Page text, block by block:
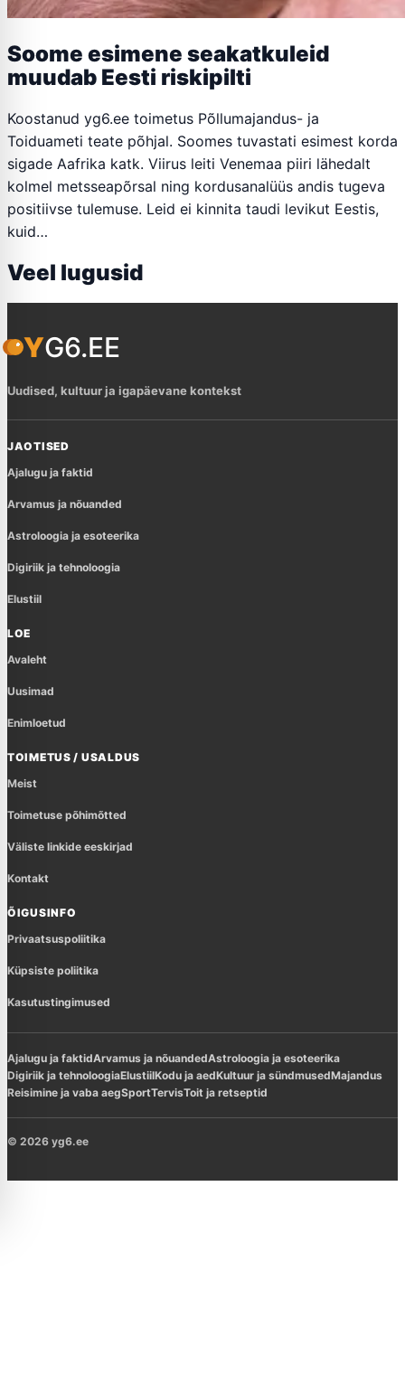
Soome esimene seakatkuleid
muudab Eesti riskipilti
Koostanud yg6.ee toimetus Põllumajandus- ja
Toiduameti teate põhjal. Soomes tuvastati esimest korda
sigade Aafrika katk. Viirus leiti Venemaa piiri lähedalt
kolmel metsseapõrsal ning kordusanalüüs andis tugeva
positiivse tulemuse. Leid ei kinnita taudi levikut Eestis,
kuid…
Veel lugusid
YG6.EE
Uudised, kultuur ja igapäevane kontekst
JAOTISED
Ajalugu ja faktid
Arvamus ja nõuanded
Astroloogia ja esoteerika
Digiriik ja tehnoloogia
Elustiil
LOE
Avaleht
Uusimad
Enimloetud
TOIMETUS / USALDUS
Meist
Toimetuse põhimõtted
Väliste linkide eeskirjad
Kontakt
ÕIGUSINFO
Privaatsuspoliitika
Küpsiste poliitika
Kasutustingimused
Ajalugu ja faktidArvamus ja nõuandedAstroloogia ja esoteerika
Digiriik ja tehnoloogiaElustiilKodu ja aedKultuur ja sündmusedMajandus
Reisimine ja vaba aegSportTervisToit ja retseptid
© 2026 yg6.ee